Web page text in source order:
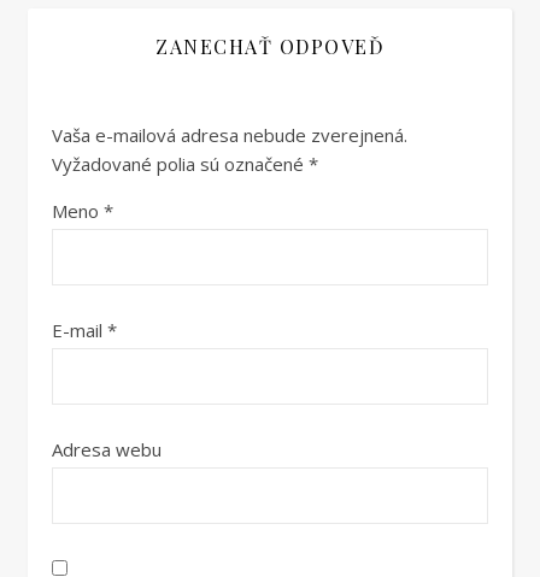
ZANECHAŤ ODPOVEĎ
Vaša e-mailová adresa nebude zverejnená.
Vyžadované polia sú označené *
Meno *
E-mail *
Adresa webu